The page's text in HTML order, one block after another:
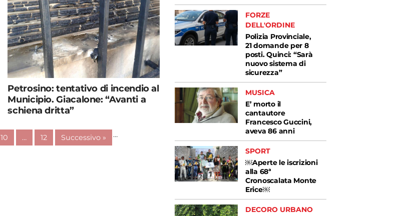
Petrosino: tentativo di incendio al
Municipio. Giacalone: “Avanti a
schiena dritta”
…
10 … 12 Successivo »
FORZE
DELL'ORDINE
Polizia Provinciale,
21 domande per 8
posti. Quinci: “Sarà
nuovo sistema di
sicurezza”
MUSICA
E’ morto il
cantautore
Francesco Guccini,
aveva 86 anni
SPORT
￼Aperte le iscrizioni
alla 68ª
Cronoscalata Monte
Erice￼
DECORO URBANO